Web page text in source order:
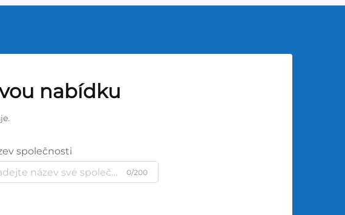
nabídku
společnosti
0/200